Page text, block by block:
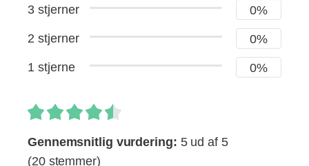
3 stjerner 0%
2 stjerner 0%
1 stjerne 0%
Gennemsnitlig vurdering: 5 ud af 5
(20 stemmer)